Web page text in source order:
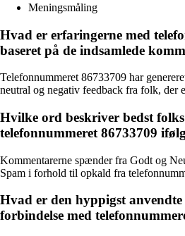
Meningsmåling
Hvad er erfaringerne med
baseret på de indsamlede
Telefonnummeret 86733709 har
neutral og negativ feedback fra folk, der
Hvilke ord beskriver bedst folks
telefonnummeret 86733709
Kommentarerne spænder fra Godt og
Spam i forhold til opkald fra
Hvad er den hyppigst
forbindelse med